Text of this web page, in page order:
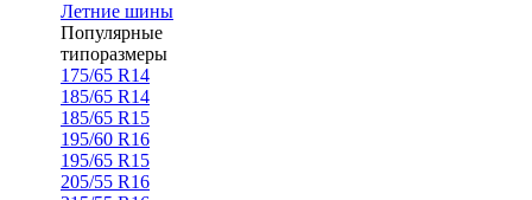
Летние шины
Популярные
типоразмеры
175/65 R14
185/65 R14
185/65 R15
195/60 R16
195/65 R15
205/55 R16